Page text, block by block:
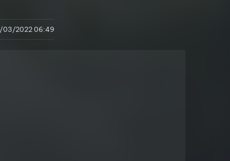
03/2022 06:49